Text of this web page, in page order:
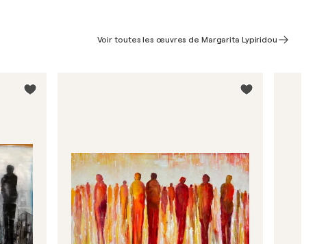
Voir toutes les œuvres de Margarita Lypiridou